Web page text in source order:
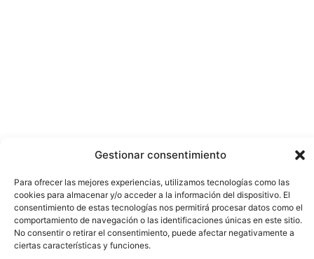
Gestionar consentimiento
Para ofrecer las mejores experiencias, utilizamos tecnologías como las
cookies para almacenar y/o acceder a la información del dispositivo. El
consentimiento de estas tecnologías nos permitirá procesar datos como el
comportamiento de navegación o las identificaciones únicas en este sitio.
No consentir o retirar el consentimiento, puede afectar negativamente a
ciertas características y funciones.